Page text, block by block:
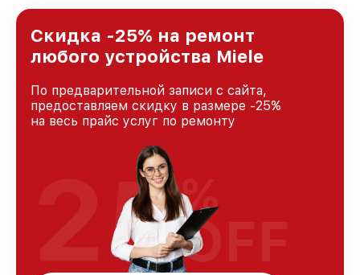
и лояльности наших клиентов.
Скидка -25% на ремонт
любого устройства Miele
По предварительной записи с сайта,
предоставляем скидку в размере -25%
на весь прайс услуг по ремонту
25%
OFF